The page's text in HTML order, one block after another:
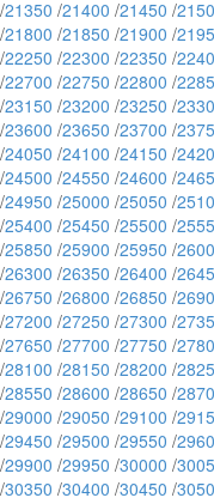
/21350 /21400 /21450 /
/21800 /21850 /21900 /
/22250 /22300 /22350 /
/22700 /22750 /22800 /
/23150 /23200 /23250 /
/23600 /23650 /23700 /
/24050 /24100 /24150 /
/24500 /24550 /24600 /
/24950 /25000 /25050 /
/25400 /25450 /25500 /
/25850 /25900 /25950 /
/26300 /26350 /26400 /
/26750 /26800 /26850 /
/27200 /27250 /27300 /
/27650 /27700 /27750 /
/28100 /28150 /28200 /
/28550 /28600 /28650 /
/29000 /29050 /29100 /
/29450 /29500 /29550 /
/29900 /29950 /30000 /
/30350 /30400 /30450 /